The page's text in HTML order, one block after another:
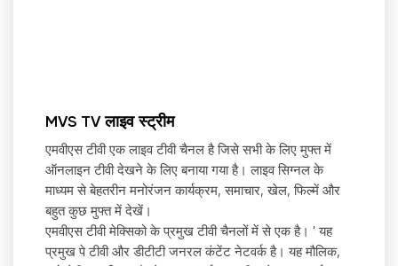
MVS TV लाइव स्ट्रीम
एमवीएस टीवी एक लाइव टीवी चैनल है जिसे सभी के लिए मुफ्त में
ऑनलाइन टीवी देखने के लिए बनाया गया है। लाइव सिग्नल के
माध्यम से बेहतरीन मनोरंजन कार्यक्रम, समाचार, खेल, फिल्में और
बहुत कुछ मुफ्त में देखें।
एमवीएस टीवी मेक्सिको के प्रमुख टीवी चैनलों में से एक है। ' यह
प्रमुख पे टीवी और डीटीटी जनरल कंटेंट नेटवर्क है। यह मौलिक,